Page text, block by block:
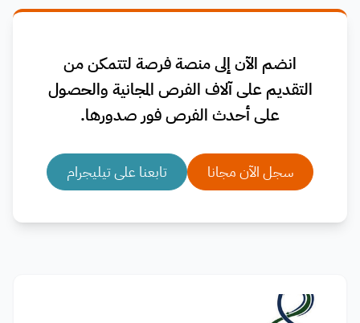
انضم الآن إلى منصة فرصة لتتمكن من
التقديم على آلاف الفرص المجانية والحصول
على أحدث الفرص فور صدورها.
سجل الآن مجانا تابعنا على تيليجرام